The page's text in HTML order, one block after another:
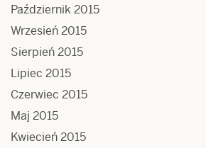
Październik 2015
Wrzesień 2015
Sierpień 2015
Lipiec 2015
Czerwiec 2015
Maj 2015
Kwiecień 2015